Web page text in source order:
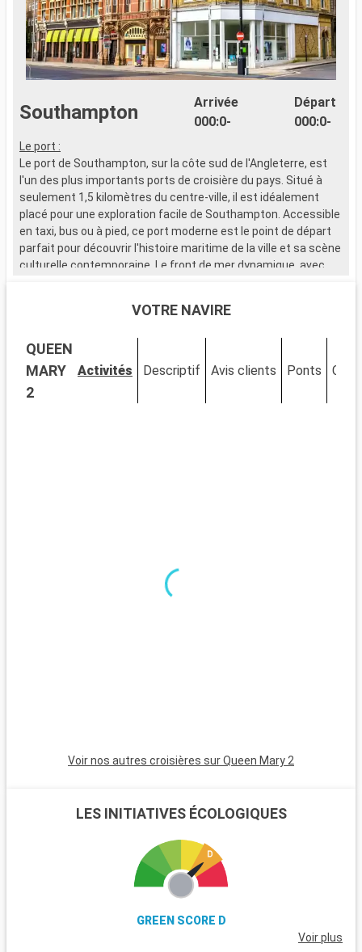
Southampton
Arrivée
000:0-
Départ
000:0-
Le port :
Le port de Southampton, sur la côte sud de l'Angleterre, est
l'un des plus importants ports de croisière du pays. Situé à
seulement 1,5 kilomètres du centre-ville, il est idéalement
placé pour une exploration facile de Southampton. Accessible
en taxi, bus ou à pied, ce port moderne est le point de départ
parfait pour découvrir l'histoire maritime de la ville et sa scène
culturelle contemporaine. Le front de mer dynamique, avec
Southampton, ville portuaire chargée d'histoire, est riche en
sites d'intérêt. Le musée SeaCity narre l'histoire du Titanic,
étroitement liée à la ville. Les murs médiévaux et la Bargate,
une porte historique, témoignent du passé médiéval de
est un havre pour les randonneurs et les amoureux de la
nature, avec ses landes et ses poneys sauvages. Winchester,
VOTRE NAVIRE
QUEEN
MARY
2
Activités Descriptif Avis clients Ponts
Voir nos autres croisières sur Queen Mary 2
LES INITIATIVES ÉCOLOGIQUES
GREEN SCORE D
Voir plus